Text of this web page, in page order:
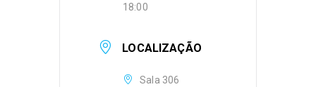
18:00
LOCALIZAÇÃO
Sala 306